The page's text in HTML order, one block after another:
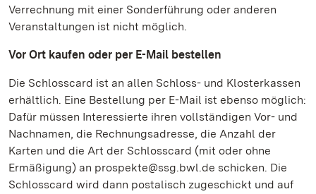
Verrechnung mit einer Sonderführung oder anderen
Veranstaltungen ist nicht möglich.
Vor Ort kaufen oder per E-Mail bestellen
Die Schlosscard ist an allen Schloss- und Klosterkassen
erhältlich. Eine Bestellung per E-Mail ist ebenso möglich:
Dafür müssen Interessierte ihren vollständigen Vor- und
Nachnamen, die Rechnungsadresse, die Anzahl der
Karten und die Art der Schlosscard (mit oder ohne
Ermäßigung) an prospekte@ssg.bwl.de schicken. Die
Schlosscard wird dann postalisch zugeschickt und auf